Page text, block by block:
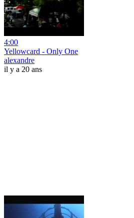
4:00
Yellowcard - Only One
alexandre
il y a 20 ans